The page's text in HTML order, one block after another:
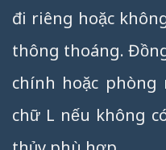
đi riêng hoặc
thông thoáng.
chính hoặc phòng
chữ L nếu không